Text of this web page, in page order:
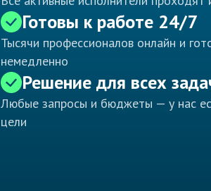
Готовы к работе 24/7
Тысячи профессионалов онлайн и
немедленно
Решение для всех
Любые запросы и бюджеты — у нас
цели